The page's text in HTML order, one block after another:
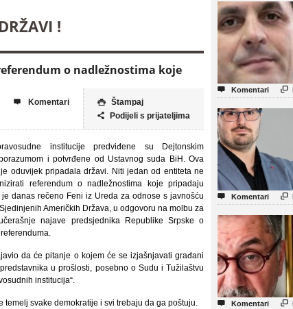
!
o nadležnostima koje
 Štampaj
 Podijeli s prijateljima
 Komentari
institucije predviđene su Dejtonskim
i potvrđene od Ustavnog suda BiH. Ova
oduvijek pripadala državi. Niti jedan od entiteta ne
referendum o nadležnostima koje pripadaju
je danas rečeno Feni iz Ureda za odnose s javnošću
Američkih Država, u odgovoru na molbu za
najave predsjednika Republike Srpske o
da će pitanje o kojem će se izjašnjavati građani
u prošlosti, posebno o Sudu i Tužilaštvu
institucija“.
svake demokratije i svi trebaju da ga poštuju.
 Komentari 
 Komentari 
 Komentari 